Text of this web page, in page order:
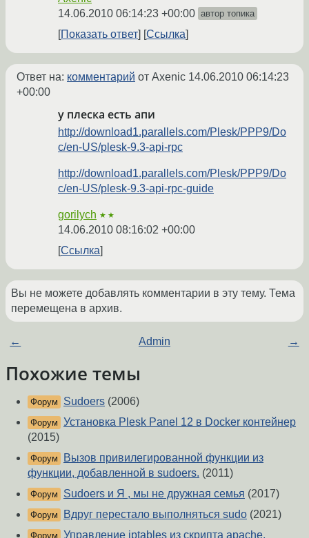
14.06.2010 06:14:23 +00:00 автор топика
Показать ответ Ссылка
Ответ на: комментарий от Axenic 14.06.2010 06:14:23
+00:00
у плеска есть апи
http://download1.parallels.com/Plesk/PPP9/Do
c/en-US/plesk-9.3-api-rpc
http://download1.parallels.com/Plesk/PPP9/Do
c/en-US/plesk-9.3-api-rpc-guide
gorilych ★★
14.06.2010 08:16:02 +00:00
Ссылка
Вы не можете добавлять комментарии в эту тему. Тема
перемещена в архив.
← Admin →
Похожие темы
Форум Sudoers (2006)
Форум Установка Plesk Panel 12 в Docker контейнер
(2015)
Форум
Вызов привилегированной функции из
функции, добавленной в sudoers. (2011)
Форум Sudoers и Я , мы не дружная семья (2017)
Форум Вдруг перестало выполняться sudo (2021)
Форум Управление iptables из скрипта apache.